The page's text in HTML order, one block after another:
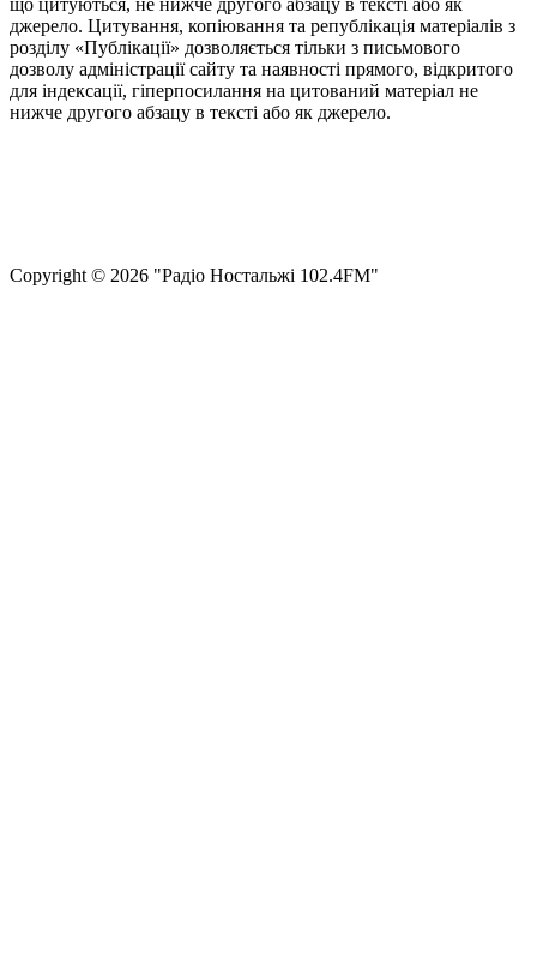
що цитуються, не нижче другого абзацу в тексті або як
джерело. Цитування, копіювання та републікація матеріалів з
розділу «Публікації» дозволяється тільки з письмового
дозволу адміністрації сайту та наявності прямого, відкритого
для індексації, гіперпосилання на цитований матеріал не
нижче другого абзацу в тексті або як джерело.
Сopyright © 2026 "Радіо Ностальжі 102.4FM"